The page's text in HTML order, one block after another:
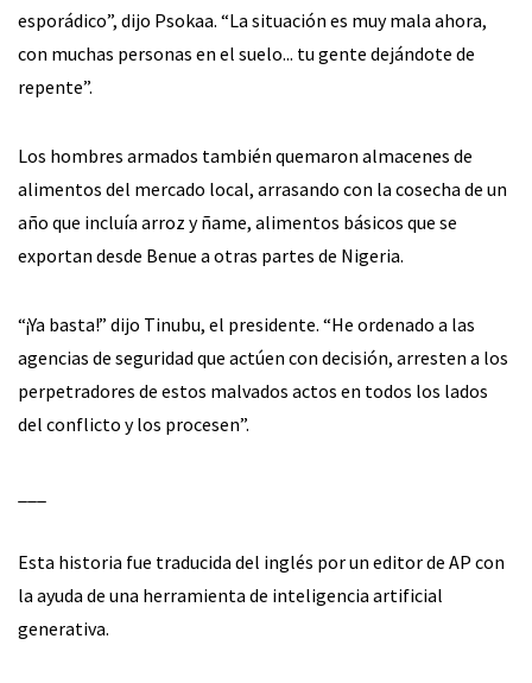
esporádico”, dijo Psokaa. “La situación es muy mala ahora,
con muchas personas en el suelo... tu gente dejándote de
repente”.
Los hombres armados también quemaron almacenes de
alimentos del mercado local, arrasando con la cosecha de un
año que incluía arroz y ñame, alimentos básicos que se
exportan desde Benue a otras partes de Nigeria.
“¡Ya basta!” dijo Tinubu, el presidente. “He ordenado a las
agencias de seguridad que actúen con decisión, arresten a los
perpetradores de estos malvados actos en todos los lados
del conflicto y los procesen”.
Esta historia fue traducida del inglés por un editor de AP con
la ayuda de una herramienta de inteligencia artificial
generativa.